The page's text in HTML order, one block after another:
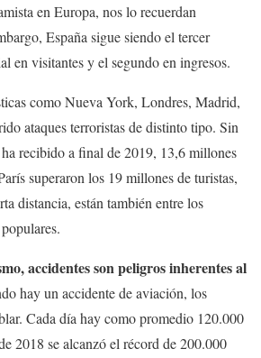
en Europa, nos lo recuerdan
España sigue siendo el tercer
en visitantes y el segundo en ingresos.
como Nueva York, Londres, Madrid,
ataques terroristas de distinto tipo. Sin
recibido a final de 2019, 13,6 millones
superaron los 19 millones de turistas,
distancia, están también entre los
accidentes son peligros inherentes al
hay un accidente de aviación, los
Cada día hay como promedio 120.000
2018 se alcanzó el récord de 200.000